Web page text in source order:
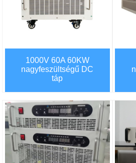
1000V 60A 60KW
nagyfeszültségű DC
táp